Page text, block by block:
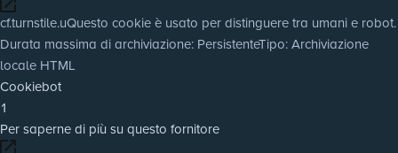
cf.turnstile.uQuesto cookie è usato per distinguere tra umani e robot.
Durata massima di archiviazione: PersistenteTipo: Archiviazione
locale HTML
Cookiebot
1
Per saperne di più su questo fornitore